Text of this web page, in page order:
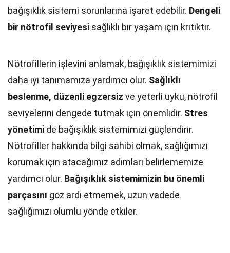
bağışıklık sistemi sorunlarına işaret edebilir. Dengeli
bir nötrofil seviyesi sağlıklı bir yaşam için kritiktir.
Nötrofillerin işlevini anlamak, bağışıklık sistemimizi
daha iyi tanımamıza yardımcı olur. Sağlıklı
beslenme, düzenli egzersiz ve yeterli uyku, nötrofil
seviyelerini dengede tutmak için önemlidir. Stres
yönetimi de bağışıklık sistemimizi güçlendirir.
Nötrofiller hakkında bilgi sahibi olmak, sağlığımızı
korumak için atacağımız adımları belirlememize
yardımcı olur. Bağışıklık sistemimizin bu önemli
parçasını göz ardı etmemek, uzun vadede
sağlığımızı olumlu yönde etkiler.